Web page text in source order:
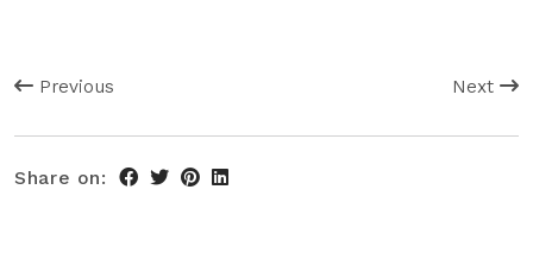
Previous Next
Share on: